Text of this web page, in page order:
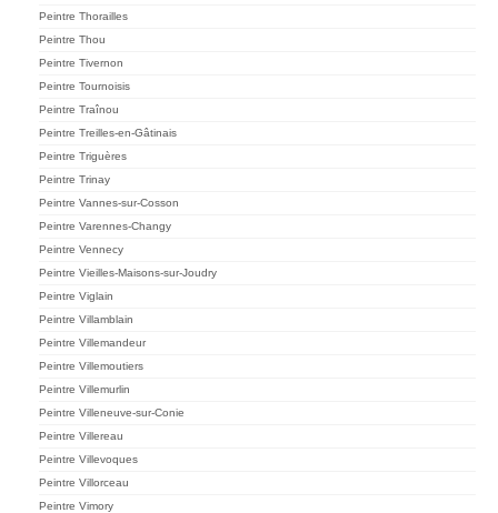
Peintre Thorailles
Peintre Thou
Peintre Tivernon
Peintre Tournoisis
Peintre Traînou
Peintre Treilles-en-Gâtinais
Peintre Triguères
Peintre Trinay
Peintre Vannes-sur-Cosson
Peintre Varennes-Changy
Peintre Vennecy
Peintre Vieilles-Maisons-sur-Joudry
Peintre Viglain
Peintre Villamblain
Peintre Villemandeur
Peintre Villemoutiers
Peintre Villemurlin
Peintre Villeneuve-sur-Conie
Peintre Villereau
Peintre Villevoques
Peintre Villorceau
Peintre Vimory